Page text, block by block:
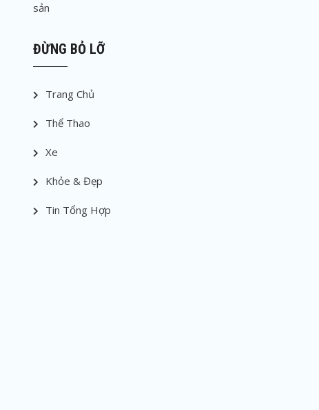
sản
ĐỪNG BỎ LỠ
Trang Chủ
Thể Thao
Xe
Khỏe & Đẹp
Tin Tổng Hợp